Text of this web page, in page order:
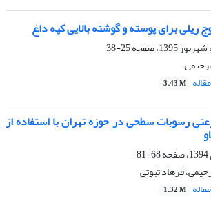
برای پوسته و گوشته بالایی کپه داغ
25-38
رحیمی
3.43 M
رسوبات سطحی در حوزه تهران با استفاده از
68-81
فرهاد ثبوتی
1.32 M